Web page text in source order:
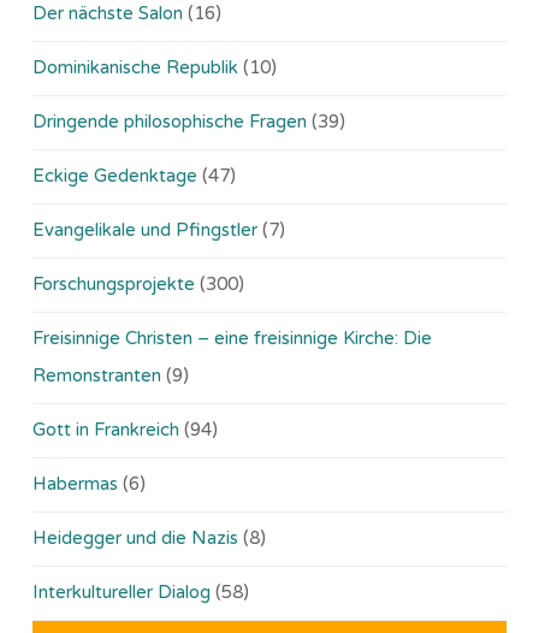
Der nächste Salon (16)
Dominikanische Republik (10)
Dringende philosophische Fragen (39)
Eckige Gedenktage (47)
Evangelikale und Pfingstler (7)
Forschungsprojekte (300)
Freisinnige Christen – eine freisinnige Kirche: Die
Remonstranten (9)
Gott in Frankreich (94)
Habermas (6)
Heidegger und die Nazis (8)
Interkultureller Dialog (58)